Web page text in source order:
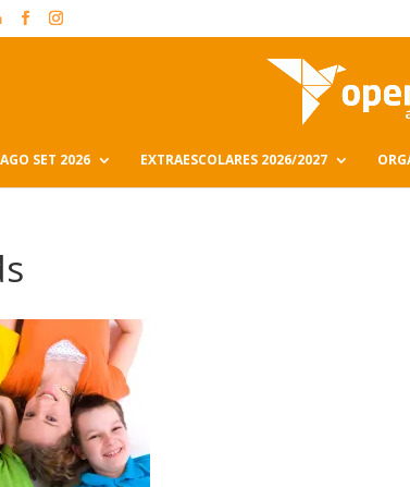
SET 2026 EXTRAESCOLARES 2026/2027